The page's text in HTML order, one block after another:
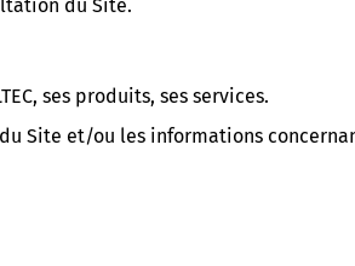
du Site.
ses produits, ses services.
Site et/ou les informations